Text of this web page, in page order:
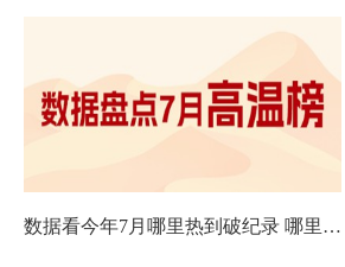
数据看今年7月哪里热到破纪录 哪里暑热连轴转